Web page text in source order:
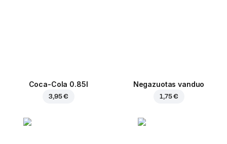
Coca-Cola 0.85l
3,95 €
Negazuotas vanduo
1,75 €